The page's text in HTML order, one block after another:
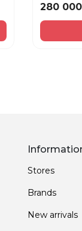
280
Stores
Brands
New arrivals